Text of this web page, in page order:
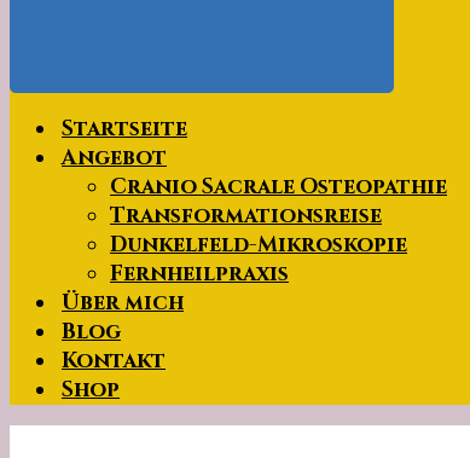
Startseite
Angebot
Cranio Sacrale Osteopathie
Transformationsreise
Dunkelfeld-Mikroskopie
Fernheilpraxis
Über mich
Blog
Kontakt
Shop